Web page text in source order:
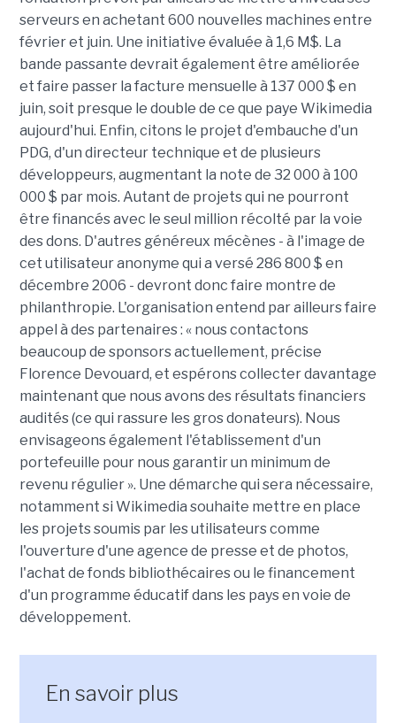
serveurs en achetant 600 nouvelles machines entre
février et juin. Une initiative évaluée à 1,6 M$. La
bande passante devrait également être améliorée
et faire passer la facture mensuelle à 137 000 $ en
juin, soit presque le double de ce que paye Wikimedia
aujourd'hui. Enfin, citons le projet d'embauche d'un
PDG, d'un directeur technique et de plusieurs
développeurs, augmentant la note de 32 000 à 100
000 $ par mois. Autant de projets qui ne pourront
être financés avec le seul million récolté par la voie
des dons. D'autres généreux mécènes - à l'image de
cet utilisateur anonyme qui a versé 286 800 $ en
décembre 2006 - devront donc faire montre de
philanthropie. L'organisation entend par ailleurs faire
appel à des partenaires : « nous contactons
beaucoup de sponsors actuellement, précise
Florence Devouard, et espérons collecter davantage
maintenant que nous avons des résultats financiers
audités (ce qui rassure les gros donateurs). Nous
envisageons également l'établissement d'un
portefeuille pour nous garantir un minimum de
revenu régulier ». Une démarche qui sera nécessaire,
notamment si Wikimedia souhaite mettre en place
les projets soumis par les utilisateurs comme
l'ouverture d'une agence de presse et de photos,
l'achat de fonds bibliothécaires ou le financement
d'un programme éducatif dans les pays en voie de
développement.
En savoir plus